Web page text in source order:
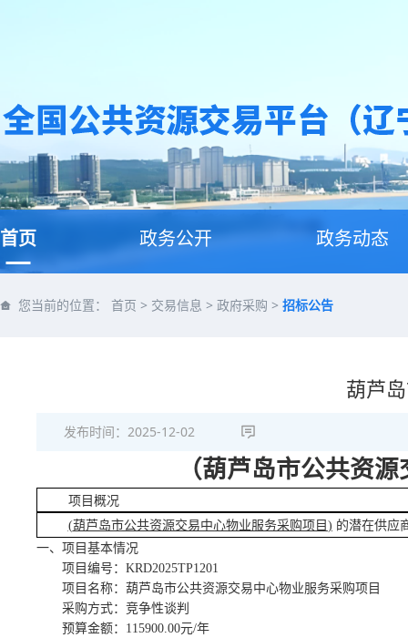
首页 政务公开 政务动态
您当前的位置： 首页 > 交易信息 > 政府采购 > 招标公告
葫芦
发布时间： 2025-12-02
（葫芦岛市公共资
项目概况
(葫芦岛市公共资源交易中心物业服务采购项目 ) 的潜在供应
一、项目基本情况
项目编号： KRD2025TP1201
项目名称： 葫芦岛市公共资源交易中心物业服务采购项目
采购方式：竞争性谈判
预算金额： 115900.00元/年